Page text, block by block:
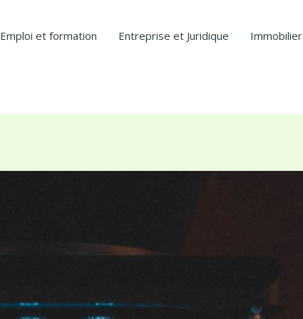
Emploi et formation Entreprise et Juridique Immobilier